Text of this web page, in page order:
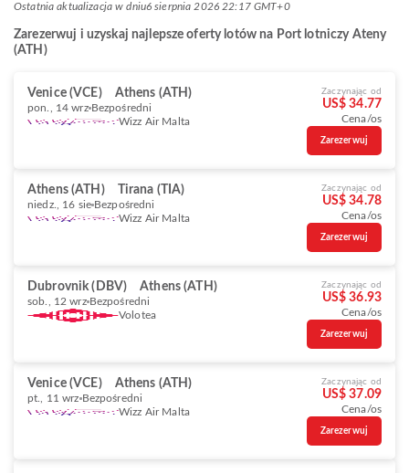
Ostatnia aktualizacja w dniu6 sierpnia 2026 22:17 GMT+0
Zarezerwuj i uzyskaj najlepsze oferty lotów na Port lotniczy Ateny
(ATH)
Venice (VCE) Athens (ATH)
pon., 14 wrz Bezpośredni
Wizz Air Malta
Zaczynając od
US$ 34.77
Cena/os
Zarezerwuj
Athens (ATH) Tirana (TIA)
niedz., 16 sie Bezpośredni
Wizz Air Malta
Zaczynając od
US$ 34.78
Cena/os
Zarezerwuj
Dubrovnik (DBV) Athens (ATH)
sob., 12 wrz Bezpośredni
Volotea
Zaczynając od
US$ 36.93
Cena/os
Zarezerwuj
Venice (VCE) Athens (ATH)
pt., 11 wrz Bezpośredni
Wizz Air Malta
Zaczynając od
US$ 37.09
Cena/os
Zarezerwuj